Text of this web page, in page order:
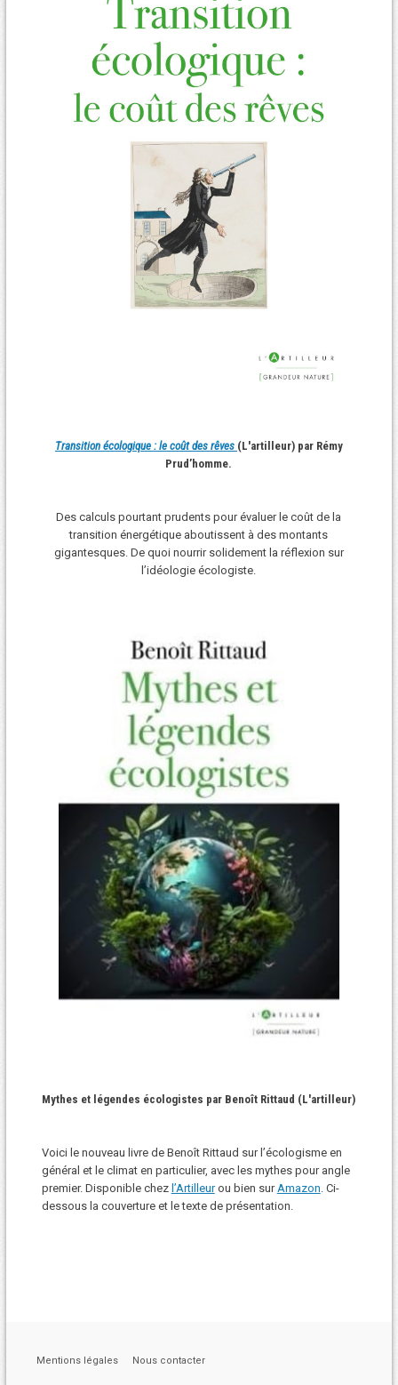
Transition écologique : le coût des rêves (L'artilleur) par Rémy
Prud’homme.
Des calculs pourtant prudents pour évaluer le coût de la
transition énergétique aboutissent à des montants
gigantesques. De quoi nourrir solidement la réflexion sur
l’idéologie écologiste.
Mythes et légendes écologistes par Benoît Rittaud (L'artilleur)
Voici le nouveau livre de Benoît Rittaud sur l’écologisme en
général et le climat en particulier, avec les mythes pour angle
premier. Disponible chez l’Artilleurou bien sur Amazon . Ci-
dessous la couverture et le texte de présentation.
Mentions légales Nous contacter